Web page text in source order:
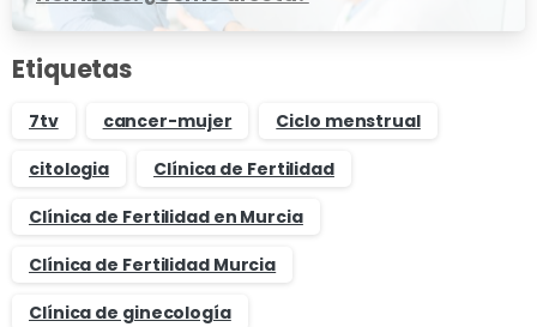
Etiquetas
7tv cancer-mujer
Ciclo menstrual
citologia
Clínica de Fertilidad
Clínica de Fertilidad en Murcia
Clínica de Fertilidad Murcia
Clínica de ginecología